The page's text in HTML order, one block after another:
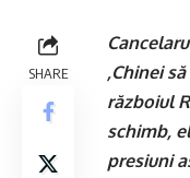
SHARE
,Chinei
războiul
schimb,
presiuni